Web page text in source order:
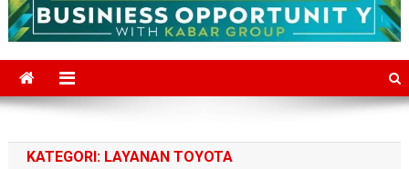
KATEGORI: LAYANAN TOYOTA